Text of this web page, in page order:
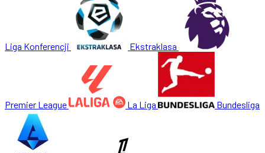
Liga Konferencji Ekstraklasa
Premier League La Liga Bundesliga